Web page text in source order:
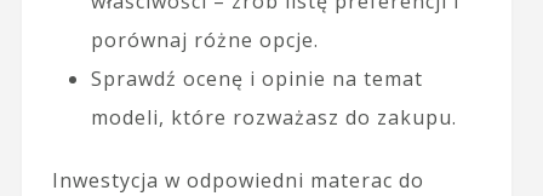
porównaj różne opcje.
Sprawdź ocenę i opinie na temat
modeli, które rozważasz do zakupu.
Inwestycja w odpowiedni materac do